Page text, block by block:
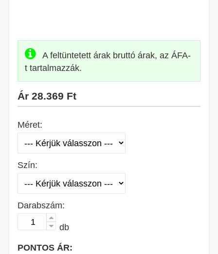
A feltüntetett árak bruttó árak, az ÁFA-
t tartalmazzák.
Ár28.369 Ft
Méret:
Szín:
Darabszám:
db
PONTOS ÁR: